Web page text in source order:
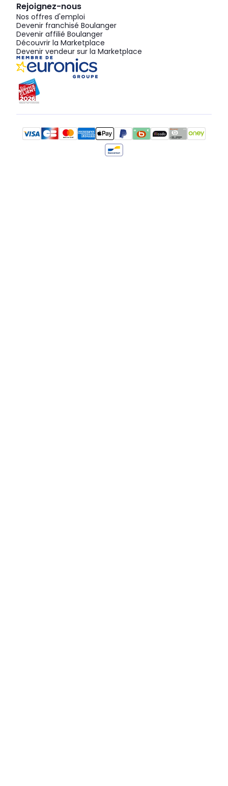
Rejoignez-nous
Nos offres d'emploi
Devenir franchisé Boulanger
Devenir affilié Boulanger
Découvrir la Marketplace
Devenir vendeur sur la Marketplace